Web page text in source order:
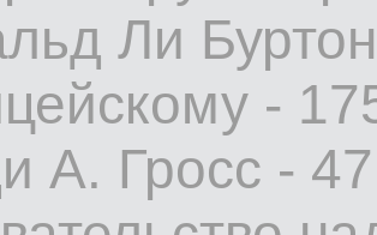
Ли
-
А. Гросс -